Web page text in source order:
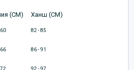
(CM) Ханш (CM)
82 - 85
86 - 91
92 - 97